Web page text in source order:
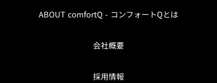
ABOUT comfortQ - コンフォートQとは
会社概要
採用情報